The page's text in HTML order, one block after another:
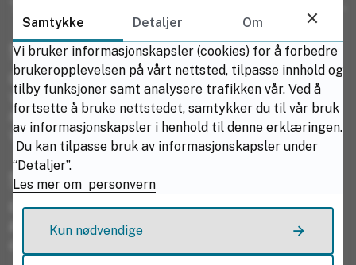
Nord: Ofoten, Lofoten, Vesterålen
Dekker kommunene:
Vågan, Vestvågøy, Flakstad, Moskenes, Værøy, Røst,
Narvik, Evenes, Sortland, Hadsel, Øksnes, Andøy, Bø i
Vesterålen og Lødingen.
Salten
Dekker kommunene:
Bodø, Fauske, Sørfold, Saltdal, Beiarn, Steigen, Meløy,
Samtykke Detaljer
Om
Vi bruker informasjonskapsler (cookies) for å forbedre
brukeropplevelsen på vårt nettsted, tilpasse innhold og
tilby funksjoner samt analysere trafikken vår. Ved å
fortsette å bruke nettstedet, samtykker du til vår bruk
av informasjonskapsler i henhold til denne erklæringen.
Du kan tilpasse bruk av informasjonskapsler under
“Detaljer”.
Les mer om personvern
Kun nødvendige